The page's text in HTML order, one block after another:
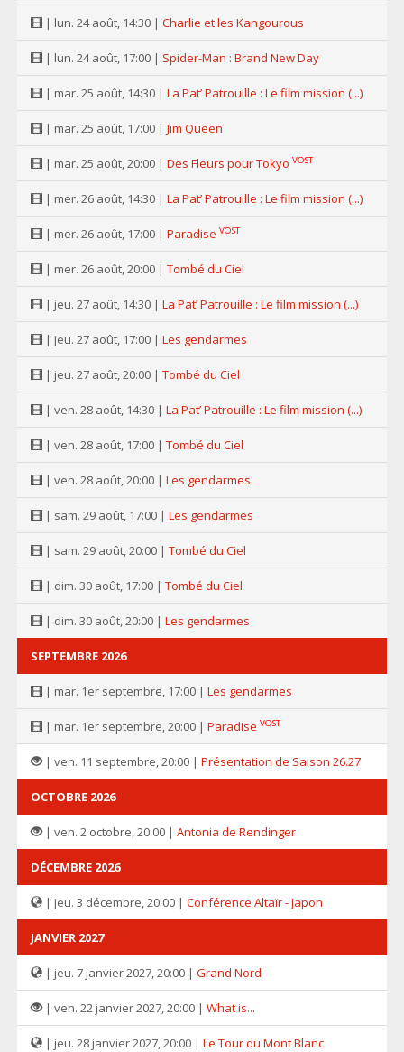
| lun. 24 août, 14:30 | Charlie et les Kangourous
| lun. 24 août, 17:00 | Spider-Man : Brand New Day
| mar. 25 août, 14:30 | La Pat’ Patrouille : Le film mission (...)
| mar. 25 août, 17:00 | Jim Queen
| mar. 25 août, 20:00 | Des Fleurs pour Tokyo VOST
| mer. 26 août, 14:30 | La Pat’ Patrouille : Le film mission (...)
| mer. 26 août, 17:00 | Paradise VOST
| mer. 26 août, 20:00 | Tombé du Ciel
| jeu. 27 août, 14:30 | La Pat’ Patrouille : Le film mission (...)
| jeu. 27 août, 17:00 | Les gendarmes
| jeu. 27 août, 20:00 | Tombé du Ciel
| ven. 28 août, 14:30 | La Pat’ Patrouille : Le film mission (...)
| ven. 28 août, 17:00 | Tombé du Ciel
| ven. 28 août, 20:00 | Les gendarmes
| sam. 29 août, 17:00 | Les gendarmes
| sam. 29 août, 20:00 | Tombé du Ciel
| dim. 30 août, 17:00 | Tombé du Ciel
| dim. 30 août, 20:00 | Les gendarmes
SEPTEMBRE 2026
| mar. 1er septembre, 17:00 | Les gendarmes
| mar. 1er septembre, 20:00 | Paradise VOST
| ven. 11 septembre, 20:00 | Présentation de Saison 26.27
OCTOBRE 2026
| ven. 2 octobre, 20:00 | Antonia de Rendinger
DÉCEMBRE 2026
| jeu. 3 décembre, 20:00 | Conférence Altaïr - Japon
JANVIER 2027
| jeu. 7 janvier 2027, 20:00 | Grand Nord
| ven. 22 janvier 2027, 20:00 | What is...
| jeu. 28 janvier 2027, 20:00 | Le Tour du Mont Blanc